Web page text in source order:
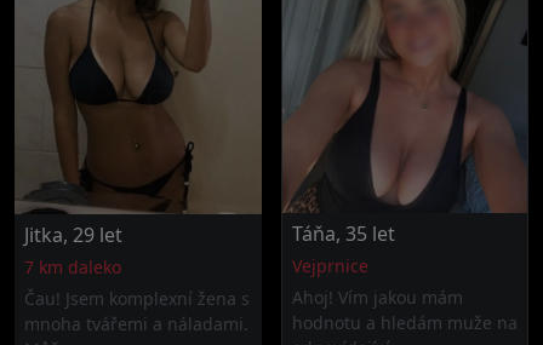
Jitka, 29 let
7 km daleko
Čau! Jsem komplexní žena s
mnoha tvářemi a náladami.
Táňa, 35 let
Vejprnice
Ahoj! Vím jakou mám
hodnotu a hledám muže na